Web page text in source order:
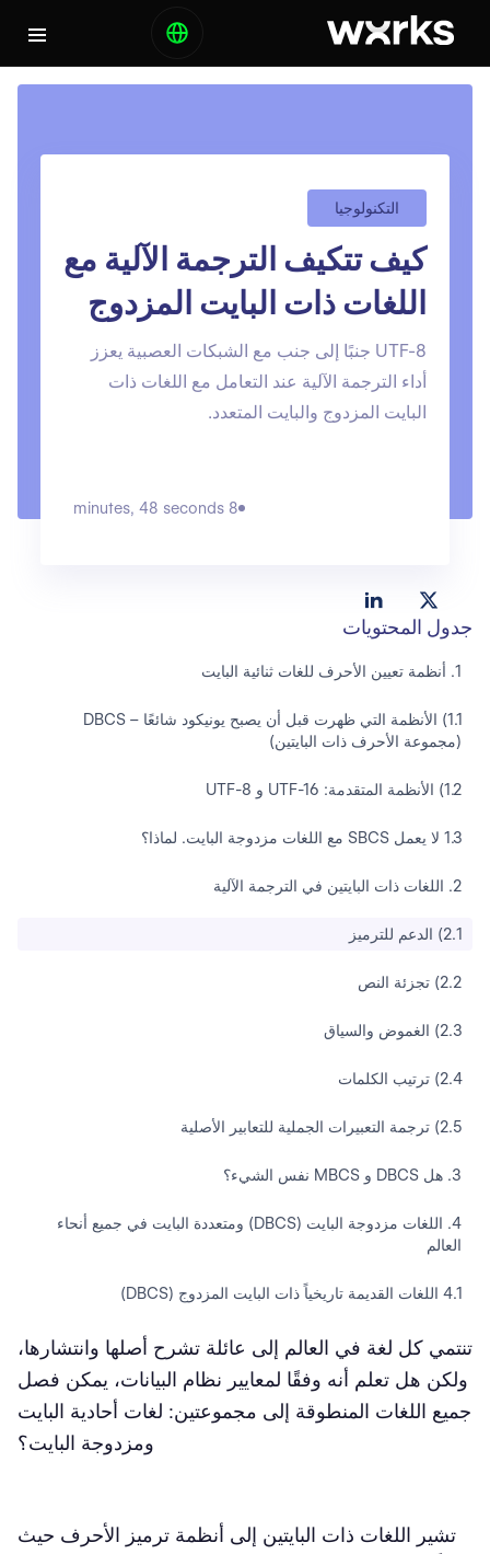
التكنولوجيا
كيف تتكيف الترجمة الآلية مع
اللغات ذات البايت المزدوج
UTF-8 جنبًا إلى جنب مع الشبكات العصبية يعزز
أداء الترجمة الآلية عند التعامل مع اللغات ذات
البايت المزدوج والبايت المتعدد.
8 minutes, 48 seconds
جدول المحتويات
1. أنظمة تعيين الأحرف للغات ثنائية البايت
1.1) الأنظمة التي ظهرت قبل أن يصبح يونيكود شائعًا – DBCS
(مجموعة الأحرف ذات البايتين)
1.2) الأنظمة المتقدمة: UTF-16 و UTF-8
1.3 لا يعمل SBCS مع اللغات مزدوجة البايت. لماذا؟
2. اللغات ذات البايتين في الترجمة الآلية
2.1) الدعم للترميز
2.2) تجزئة النص
2.3) الغموض والسياق
2.4) ترتيب الكلمات
2.5) ترجمة التعبيرات الجملية للتعابير الأصلية
3. هل DBCS و MBCS نفس الشيء؟
4. اللغات مزدوجة البايت (DBCS) ومتعددة البايت في جميع أنحاء
العالم
4.1 اللغات القديمة تاريخياً ذات البايت المزدوج (DBCS)
4.2 متوافق مع المعايير – اللغات التي تستخدم وحدات بايت متعددة
5. لماذا من المهم أن تتعامل الترجمة الآلية مع اللغات ذات البايت
5.2) التنافسية في السوق العالمية
تنتمي كل لغة في العالم إلى عائلة تشرح أصلها وانتشارها،
ولكن هل تعلم أنه وفقًا لمعايير نظام البيانات، يمكن فصل
جميع اللغات المنطوقة إلى مجموعتين: لغات أحادية البايت
ومزدوجة البايت؟
تشير اللغات ذات البايتين إلى أنظمة ترميز الأحرف حيث